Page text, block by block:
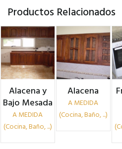
Productos Relacionados
Alacena y
Bajo Mesada
A MEDIDA
(Cocina, Baño, ...)
Alacena
A MEDIDA
(Cocina, Baño, ...)